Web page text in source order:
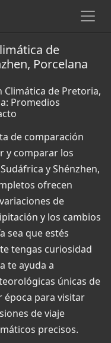
de
Porcelana
de Pretoria,
Promedios
de comparación
y comparar los
y Shénzhen,
ofrecen
de
y los cambios
sea que estés
tengas curiosidad
te ayuda a
únicas de
época para visitar
de viaje
precisos.